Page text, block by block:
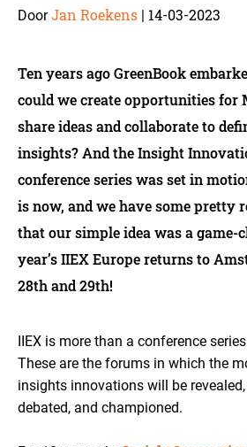
DoorJan Roekens | 14-03-2023
Ten years ago GreenBook
could we create opportunities for
share ideas and collaborate to
insights? And the Insight
conference series was set in
is now, and we have some pretty
that our simple idea was a game-
year’s IIEX Europe returns to
28th and 29th!
IIEX is more than a conference
These are the forums in which the
insights innovations will be
debated, and championed.